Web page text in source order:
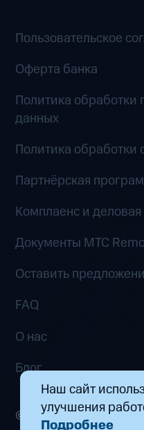
Наш сайт
улучшения
Подробнее
Пользовательское
Оферта банка
Политика обработки
данных
Политика обработки
Партнёрская
Комплаенс и деловая
Документы MTC
Оставить
FAQ
О нас
Блог
© 2026 ООО